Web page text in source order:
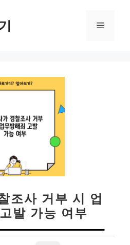
메
조사 거부 시 업
발 가능 여부